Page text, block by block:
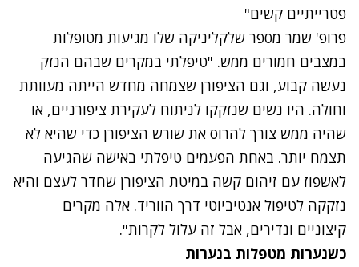
פטרייתיים קשים"
פרופ' שמר מספר שלקליניקה שלו מגיעות מטופלות
במצבים חמורים ממש. "טיפלתי במקרים שבהם הנזק
נעשה קבוע, וגם הציפורן שצמחה מחדש הייתה מעוותת
וחולה. היו נשים שנזקקו לניתוח לעקירת ציפורניים, או
שהיה ממש צורך להרוס את שורש הציפורן כדי שהיא לא
תצמח יותר. באחת הפעמים טיפלתי באישה שהגיעה
לאשפוז עם זיהום קשה במיטת הציפורן שחדר לעצם והיא
נזקקה לטיפול אנטיביוטי דרך הווריד. אלה מקרים
קיצוניים ונדירים, אבל זה עלול לקרות".
כשנערות מטפלות בנערות